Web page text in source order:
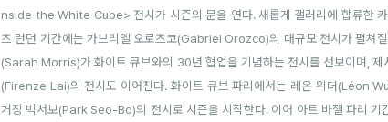
nside the White Cube> 전시가 시즌의 문을 연다. 새롭게 갤러리에 합류한
즈 런던 기간에는 가브리엘 오로즈코(Gabriel Orozco)의 대규모 전시가 펼쳐
(Sarah Morris)가 화이트 큐브와의 30년 협업을 기념하는 전시를 선보이며,
(Firenze Lai)의 전시도 이어진다. 화이트 큐브 파리에서는 레온 위더(Léon
거장 박서보(Park Seo-Bo)의 전시로 시즌을 시작한다. 이어 아트 바젤 파리